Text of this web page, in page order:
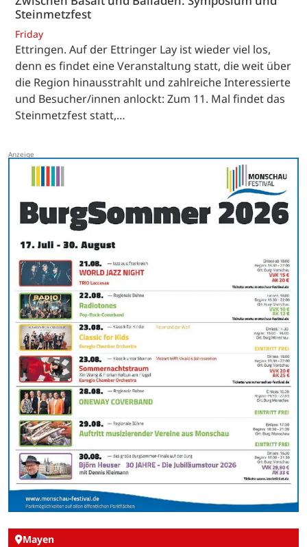
Steinmetzfest
Friday
Ettringen. Auf der Ettringer Lay ist wieder viel los,
denn es findet eine Veranstaltung statt, die weit über
die Region hinausstrahlt und zahlreiche Interessierte
und Besucher/innen anlockt: Zum 11. Mal findet das
Steinmetzfest statt,…
Mayen